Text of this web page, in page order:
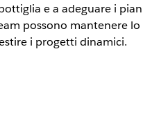
e a adeguare i
possono mantenere
i progetti dinamici.